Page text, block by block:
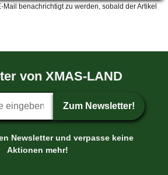
Mail benachrichtigt zu werden, sobald der Artikel
von XMAS-LAND
Zum Newsletter!
Newsletter und verpasse keine
Aktionen mehr!